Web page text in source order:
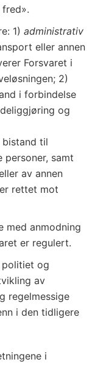
1) administrativ
eller annen
Forsvaret i
2)
i forbindelse
og
til
samt
av annen
rettet mot
med anmodning
er regulert.
politiet og
av
regelmessige
i den tidligere
i